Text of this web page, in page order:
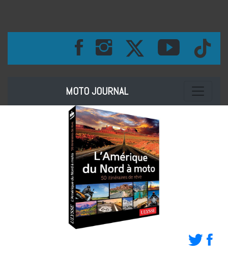
MOTO JOURNAL Toggle